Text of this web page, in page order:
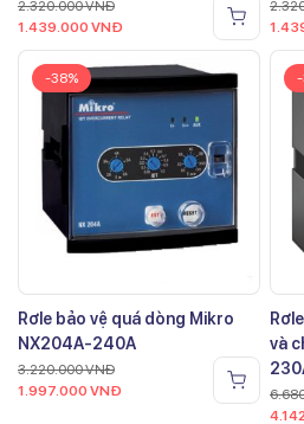
2.320.000VNĐ
1.439.000 VNĐ
-38%
Rơle bảo vệ quá dòng Mikro
NX204A-240A
3.220.000VNĐ
1.997.000 VNĐ
-
và